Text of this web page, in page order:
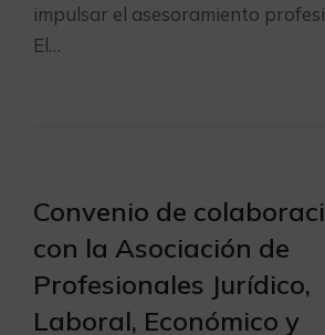
impulsar el asesoramiento
El…
Convenio de
con la Asociación de
Profesionales Jurídico,
Laboral, Económico y